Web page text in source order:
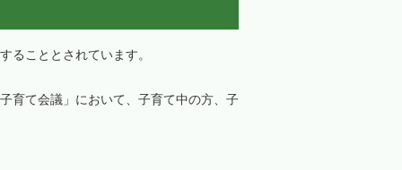
こととされています。
育て会議」において、子育て中の方、子